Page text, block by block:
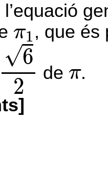
π1
π1, que és
√6
2
2
de π
π.